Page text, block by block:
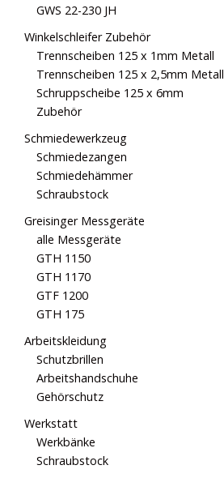
GWS 22-230 JH
Winkelschleifer Zubehör
Trennscheiben 125 x 1mm Metall
Trennscheiben 125 x 2,5mm Metall
Schruppscheibe 125 x 6mm
Zubehör
Schmiedewerkzeug
Schmiedezangen
Schmiedehämmer
Schraubstock
Greisinger Messgeräte
alle Messgeräte
GTH 1150
GTH 1170
GTF 1200
GTH 175
Arbeitskleidung
Schutzbrillen
Arbeitshandschuhe
Gehörschutz
Werkstatt
Werkbänke
Schraubstock